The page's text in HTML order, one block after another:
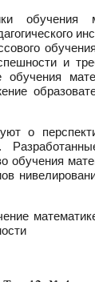
обучения
и
обучения
о
обучения